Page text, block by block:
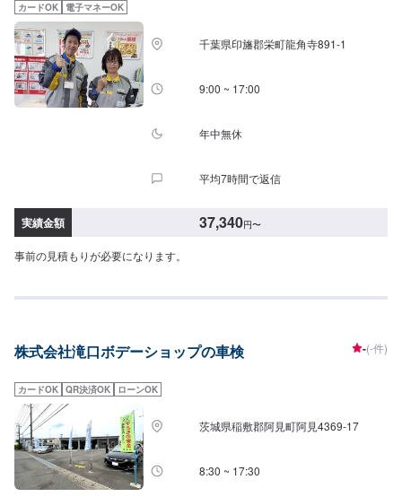
料】2,200円/台＋燃料代実費を頂戴しております。【選べるオプションコー
ス】[セーフティコース]6,600円1.ブレーキオイル交換2.タイヤローテーショ
ン[パーフェクトコース]軽自動車：31,900円小型車：33,900円中型車：
36,900円大型車：38,900円1.ブレーキオイル交換2.タイヤローテーション
3.ATF・CVTF交換4.エンジンオイル交換(当社指定オイル5Lまで)5.フラッシン
グ6.オイルエレメント7.エアコンクリーニング(真空引き・ガス補充・オイル
補充)※外車、トラック、改造車はお受けできません。
カードOK 電子マネーOK
千葉県印旛郡栄町龍角寺891-1
9:00 ~ 17:00
年中無休
平均7時間で返信
実績金額 37,340円〜
事前の見積もりが必要になります。
株式会社滝口ボデーショップの車検 -(-件)
カードOK QR決済OK ローンOK
茨城県稲敷郡阿見町阿見4369-17
8:30 ~ 17:30